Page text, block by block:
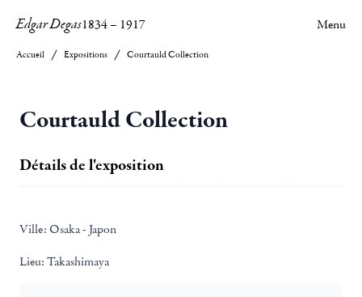
Edgar Degas1834– 1917 Menu
Accueil Expositions Courtauld Collection
Courtauld Collection
Détails de l'exposition
Ville: Osaka - Japon
Lieu: Takashimaya